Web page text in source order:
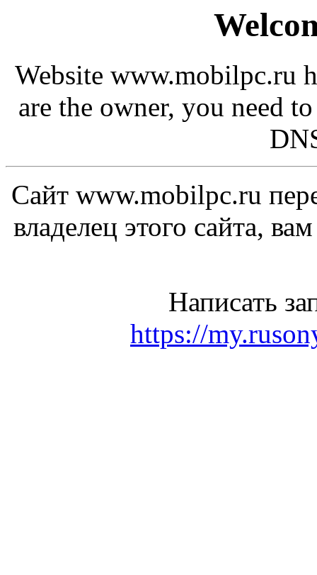
Website www.mobilpc.ru
are the owner, you need
Сайт www.mobilpc.ru
владелец этого сайта,
Написать
https://